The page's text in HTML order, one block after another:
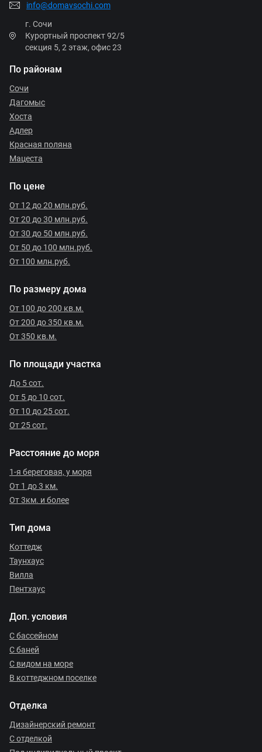
info@domavsochi.com
г. Сочи
Курортный проспект 92/5
секция 5, 2 этаж, офис 23
По районам
Сочи
Дагомыс
Хоста
Адлер
Красная поляна
Мацеста
По цене
От 12 до 20 млн.руб.
От 20 до 30 млн.руб.
От 30 до 50 млн.руб.
От 50 до 100 млн.руб.
От 100 млн.руб.
По размеру дома
От 100 до 200 кв.м.
От 200 до 350 кв.м.
От 350 кв.м.
По площади участка
До 5 сот.
От 5 до 10 сот.
От 10 до 25 сот.
От 25 сот.
Расстояние до моря
1-я береговая, у моря
От 1 до 3 км.
От 3км. и более
Тип дома
Коттедж
Таунхаус
Вилла
Пентхаус
Доп. условия
С бассейном
С баней
С видом на море
В коттеджном поселке
Отделка
Дизайнерский ремонт
С отделкой